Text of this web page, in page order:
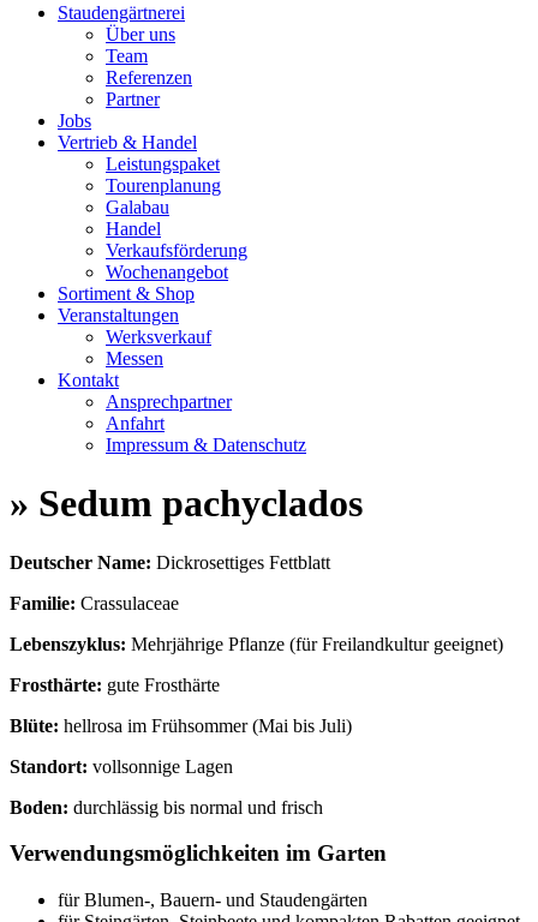
Staudengärtnerei
Über uns
Team
Referenzen
Partner
Jobs
Vertrieb & Handel
Leistungspaket
Tourenplanung
Galabau
Handel
Verkaufsförderung
Wochenangebot
Sortiment & Shop
Veranstaltungen
Werksverkauf
Messen
Kontakt
Ansprechpartner
Anfahrt
Impressum & Datenschutz
» Sedum pachyclados
Deutscher Name: Dickrosettiges Fettblatt
Familie: Crassulaceae
Lebenszyklus: Mehrjährige Pflanze (für Freilandkultur geeignet)
Frosthärte: gute Frosthärte
Blüte: hellrosa im Frühsommer (Mai bis Juli)
Standort: vollsonnige Lagen
Boden: durchlässig bis normal und frisch
Verwendungsmöglichkeiten im Garten
für Blumen-, Bauern- und Staudengärten